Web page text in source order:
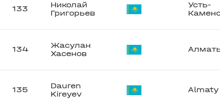
133
Николай
Григорьев
Усть-
134
Жасулан
Хасенов
135
Dauren
Kireyev
Almaty